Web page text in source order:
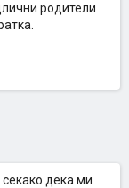
родители
дека ми